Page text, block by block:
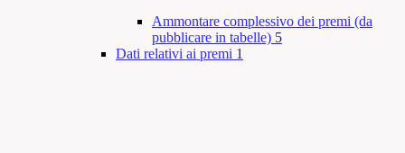
Ammontare complessivo dei premi (da
pubblicare in tabelle) 5
Dati relativi ai premi 1